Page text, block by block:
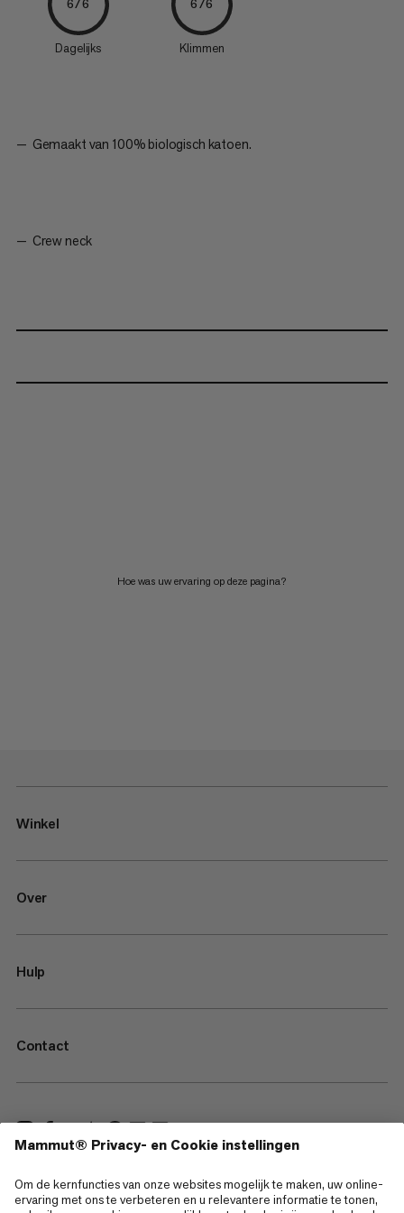
6/6
Dagelijks
6/6
Klimmen
Gemaakt van 100% biologisch katoen.
Crew neck
Hoe was uw ervaring op deze pagina?
Winkel
Over
Hulp
Contact
—